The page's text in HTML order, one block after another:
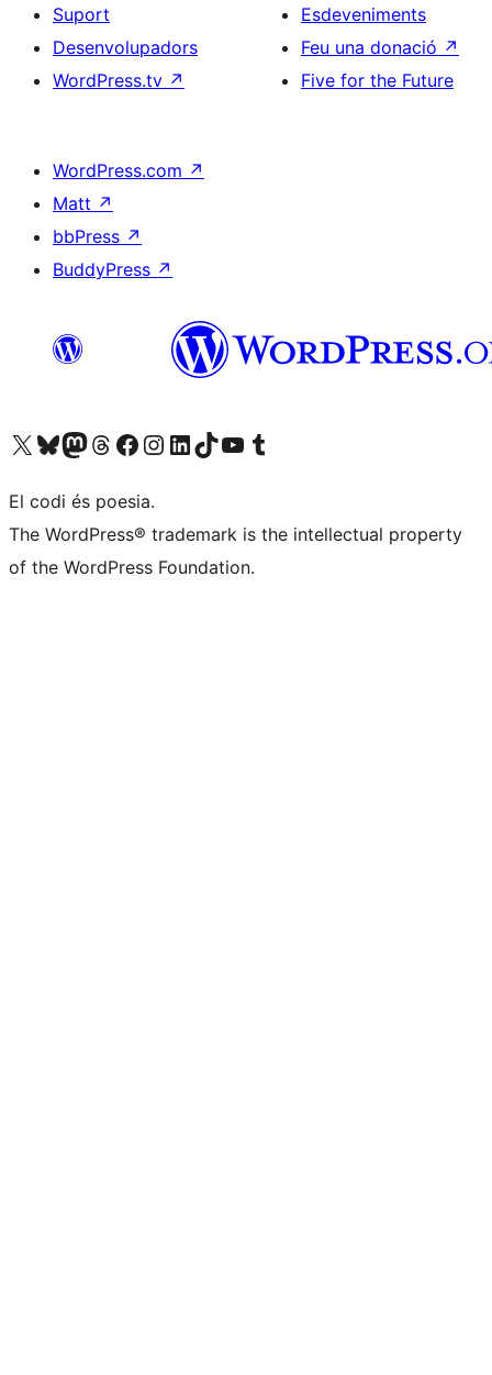
Suport
Desenvolupadors
WordPress.tv ↗
Esdeveniments
Feu una donació ↗
Five for the Future
WordPress.com ↗
Matt ↗
bbPress ↗
BuddyPress ↗
Visiteu el nostre compte X (abans Twitter)
Visiteu el nostre compte de Bluesky
Visiteu el nostre compte al Mastodon
Visiteu el nostre compte de Threads
Visiteu la nostra pàgina al Facebook
Visiteu el nostre compte d'Instagram
Visiteu el nostre compte de LinkedIn
Visiteu el nostre compte de TikTok
Visiteu el nostre canal al YouTube
Visiteu el nostre compte de Tumblr
El codi és poesia.
The WordPress® trademark is the intellectual property
of the WordPress Foundation.